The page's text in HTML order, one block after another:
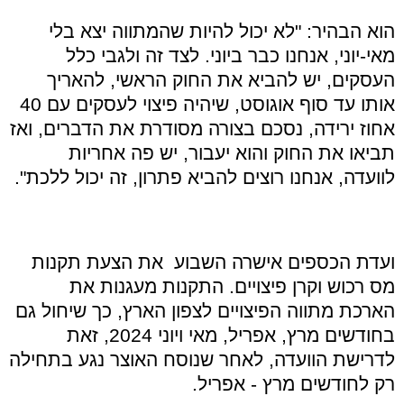
הוא הבהיר: "לא יכול להיות שהמתווה יצא בלי
מאי-יוני, אנחנו כבר ביוני. לצד זה ולגבי כלל
העסקים, יש להביא את החוק הראשי, להאריך
אותו עד סוף אוגוסט, שיהיה פיצוי לעסקים עם 40
אחוז ירידה, נסכם בצורה מסודרת את הדברים, ואז
תביאו את החוק והוא יעבור, יש פה אחריות
לוועדה, אנחנו רוצים להביא פתרון, זה יכול ללכת".
ועדת הכספים אישרה השבוע את הצעת תקנות
מס רכוש וקרן פיצויים. התקנות מעגנות את
הארכת מתווה הפיצויים לצפון הארץ, כך שיחול גם
בחודשים מרץ, אפריל, מאי ויוני 2024, זאת
לדרישת הוועדה, לאחר שנוסח האוצר נגע בתחילה
רק לחודשים מרץ - אפריל.